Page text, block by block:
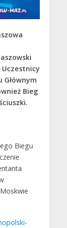
Uczestnicy
Głównym
Bieg
Biegu